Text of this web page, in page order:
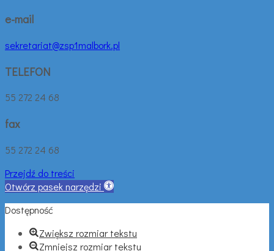
e-mail
sekretariat@zsp1malbork.pl
TELEFON
55 272 24 68
fax
55 272 24 68
Przejdź do treści
Otwórz pasek narzędzi
Dostępność
Zwiększ rozmiar tekstu
Zmniejsz rozmiar tekstu